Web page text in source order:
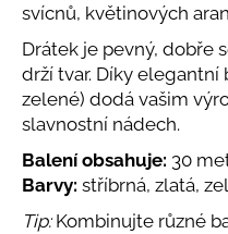
svícnů, květinových
Drátek je pevný, dobře
drží tvar. Díky elegantní
zelené) dodá vašim
slavnostní nádech.
Balení obsahuje: 30
Barvy: stříbrná, zlatá,
Tip:Kombinujte různé
D
o
p
o
r
u
č
u
j